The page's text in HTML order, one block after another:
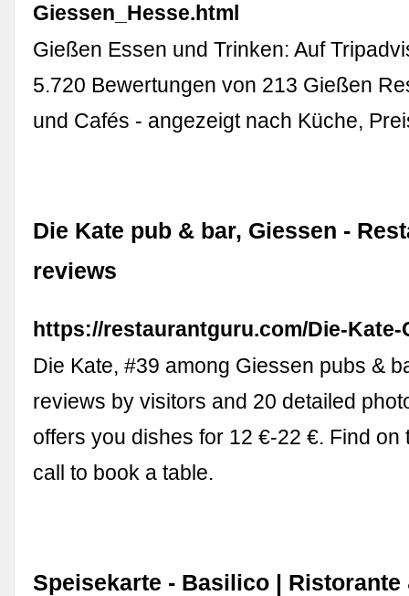
Giessen_Hesse.html
Gießen Essen und Trinken: Auf
5.720 Bewertungen von 213 Gießen
und Cafés - angezeigt nach Küche,
Die Kate pub & bar, Giessen -
reviews
https://restaurantguru.com/Die-Kate-
Die Kate, #39 among Giessen pubs &
reviews by visitors and 20 detailed
offers you dishes for 12 €-22 €. Find on
call to book a table.
Speisekarte - Basilico | Ristorante